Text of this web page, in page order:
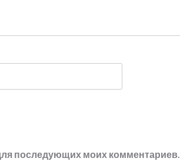
последующих моих комментариев.